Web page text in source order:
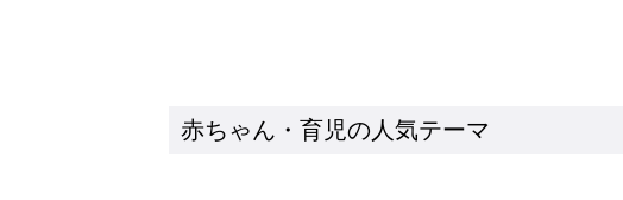
赤ちゃん・育児の人気テーマ